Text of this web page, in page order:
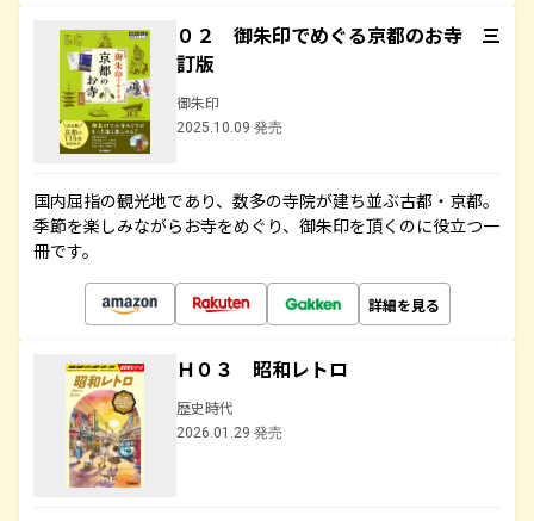
０２ 御朱印でめぐる京都のお寺 三
訂版
御朱印
2025.10.09 発売
国内屈指の観光地であり、数多の寺院が建ち並ぶ古都・京都。
季節を楽しみながらお寺をめぐり、御朱印を頂くのに役立つ一
冊です。
詳細を見る
Ｈ０３ 昭和レトロ
歴史時代
2026.01.29 発売